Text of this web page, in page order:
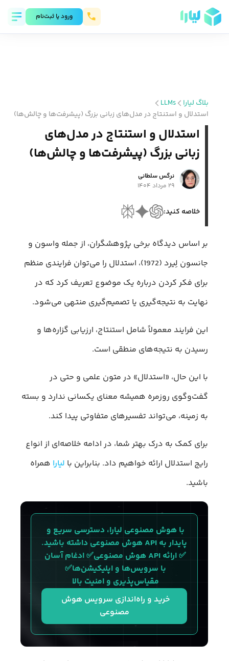
ورود يا ثبت‌نام
بلاگ لیارا
LLMs
استدلال و استنتاج در مدل‌های زبانی بزرگ (پیشرفت‌ها و چالش‌ها)
استدلال و استنتاج در مدل‌های
زبانی بزرگ (پیشرفت‌ها و چالش‌ها)
نرگس سلطانی
۲۹ مرداد ۱۴۰۴
خلاصه کنید:
بر اساس دیدگاه برخی پژوهشگران، از جمله واسون و
جانسون لِیرد (1972)، استدلال را می‌توان فرایندی منظم
برای فکر کردن درباره یک موضوع تعریف کرد که در
نهایت به نتیجه‌گیری یا تصمیم‌گیری منتهی می‌شود.
این فرایند معمولاً شامل استنتاج، ارزیابی گزاره‌ها و
رسیدن به نتیجه‌های منطقی است.
با این حال، «استدلال» در متون علمی و حتی در
گفت‌وگوی روزمره همیشه معنای یکسانی ندارد و بسته
به زمینه، می‌تواند تفسیرهای متفاوتی پیدا کند.
برای کمک به درک بهتر شما، در ادامه خلاصه‌ای از انواع
رایج استدلال ارائه خواهیم داد. بنابراین با لیارا همراه
باشید.
با هوش مصنوعی لیارا، دسترسی سریع و
پایدار به API هوش مصنوعی داشته باشید.
✅ ارائه API هوش مصنوعی✅ ادغام آسان
با سرویس‌ها و اپلیکیشن‌ها✅
مقیاس‌پذیری و امنیت بالا
خرید و راه‌اندازی سرویس هوش
مصنوعی